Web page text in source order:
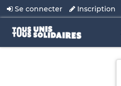
Se connecter Inscription